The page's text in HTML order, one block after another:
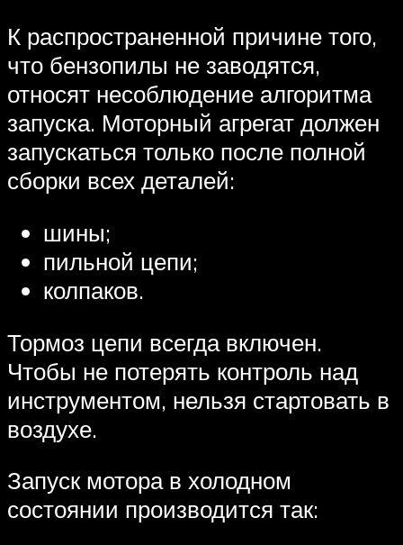
К распространенной причине того,
что бензопилы не заводятся,
относят несоблюдение алгоритма
запуска. Моторный агрегат должен
запускаться только после полной
сборки всех деталей:
шины;
пильной цепи;
колпаков.
Тормоз цепи всегда включен.
Чтобы не потерять контроль над
инструментом, нельзя стартовать в
воздухе.
Запуск мотора в холодном
состоянии производится так: